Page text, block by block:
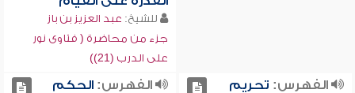
للشيخ: عبد العزيز بن باز
جزء من محاضرة ( فتاوى نور
على الدرب (21))
الفهرس: تحريم
الفهرس:الحكم